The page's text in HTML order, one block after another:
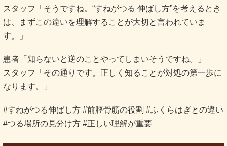
スタッフ「そうですね。“すねがつる 伸ばし方”を考えるとき
は、まずこの違いを理解することが大切と言われていま
す。」
患者「知らないと逆のことやってしまいそうですね。」
スタッフ「その通りです。正しく知ることが対処の第一歩に
なります。」
#すねがつる伸ばし方 #前脛骨筋の役割 #ふくらはぎとの違い
#つる場所の見分け方 #正しい理解が重要